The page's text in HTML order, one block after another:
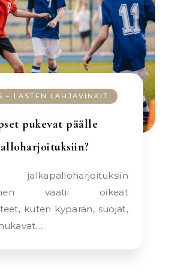
– LASTEN LAHJAVINKIT
pukevat päälle
vaatii oikeat
kuten kypärän, suojat,